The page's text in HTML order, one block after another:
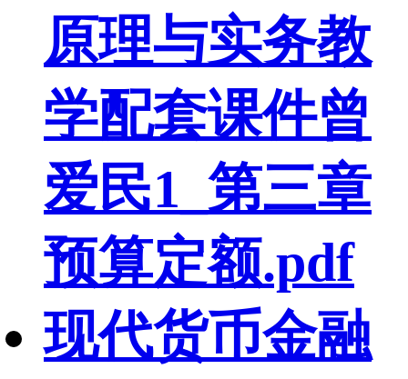
原理与实务教
学配套课件曾
爱民1_第三章
预算定额.pdf
现代货币金融